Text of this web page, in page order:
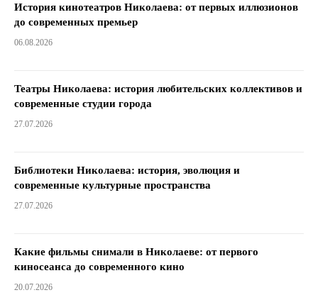
История кинотеатров Николаева: от первых иллюзионов
до современных премьер
06.08.2026
Театры Николаева: история любительских коллективов и
современные студии города
27.07.2026
Библиотеки Николаева: история, эволюция и
современные культурные пространства
27.07.2026
Какие фильмы снимали в Николаеве: от первого
киносеанса до современного кино
20.07.2026